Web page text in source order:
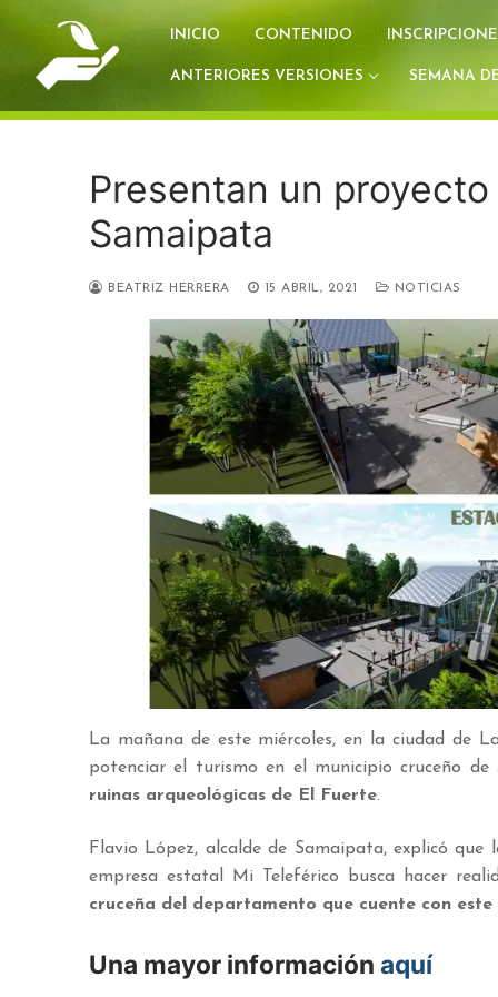
contenido
INICIO CONTENIDO
ANTERIORES VERSIONES SEMANA
Presentan un
Samaipata
BEATRIZ HERRERA 15 ABRIL, 2021 NOTICIAS
La mañana de este miércoles, en la ciudad de
potenciar el turismo en el municipio cruceño de
ruinas arqueológicas de El Fuerte.
Flavio López, alcalde de Samaipata, explicó
empresa estatal Mi Teleférico busca hacer
cruceña del departamento que cuente con
Una mayor información aquí